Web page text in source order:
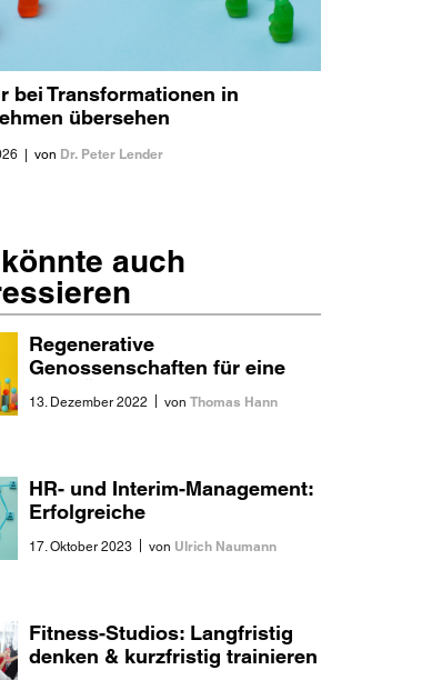
bei Transformationen in
übersehen
| von Dr. Peter Lender
auch
Regenerative
Genossenschaften für eine
neue Ökonomie?
13. Dezember 2022 von Thomas Hann
HR- und Interim-Management:
Erfolgreiche
Transformationstreiber?
17. Oktober 2023 von Ulrich Naumann
Fitness-Studios: Langfristig
denken & kurzfristig trainieren